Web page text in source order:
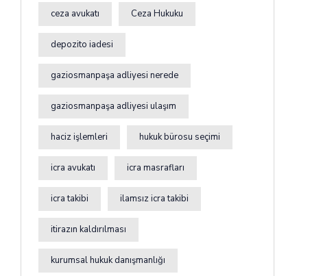
ceza avukatı Ceza Hukuku
depozito iadesi
gaziosmanpaşa adliyesi nerede
gaziosmanpaşa adliyesi ulaşım
haciz işlemleri hukuk bürosu seçimi
icra avukatı icra masrafları
icra takibi ilamsız icra takibi
itirazın kaldırılması
kurumsal hukuk danışmanlığı